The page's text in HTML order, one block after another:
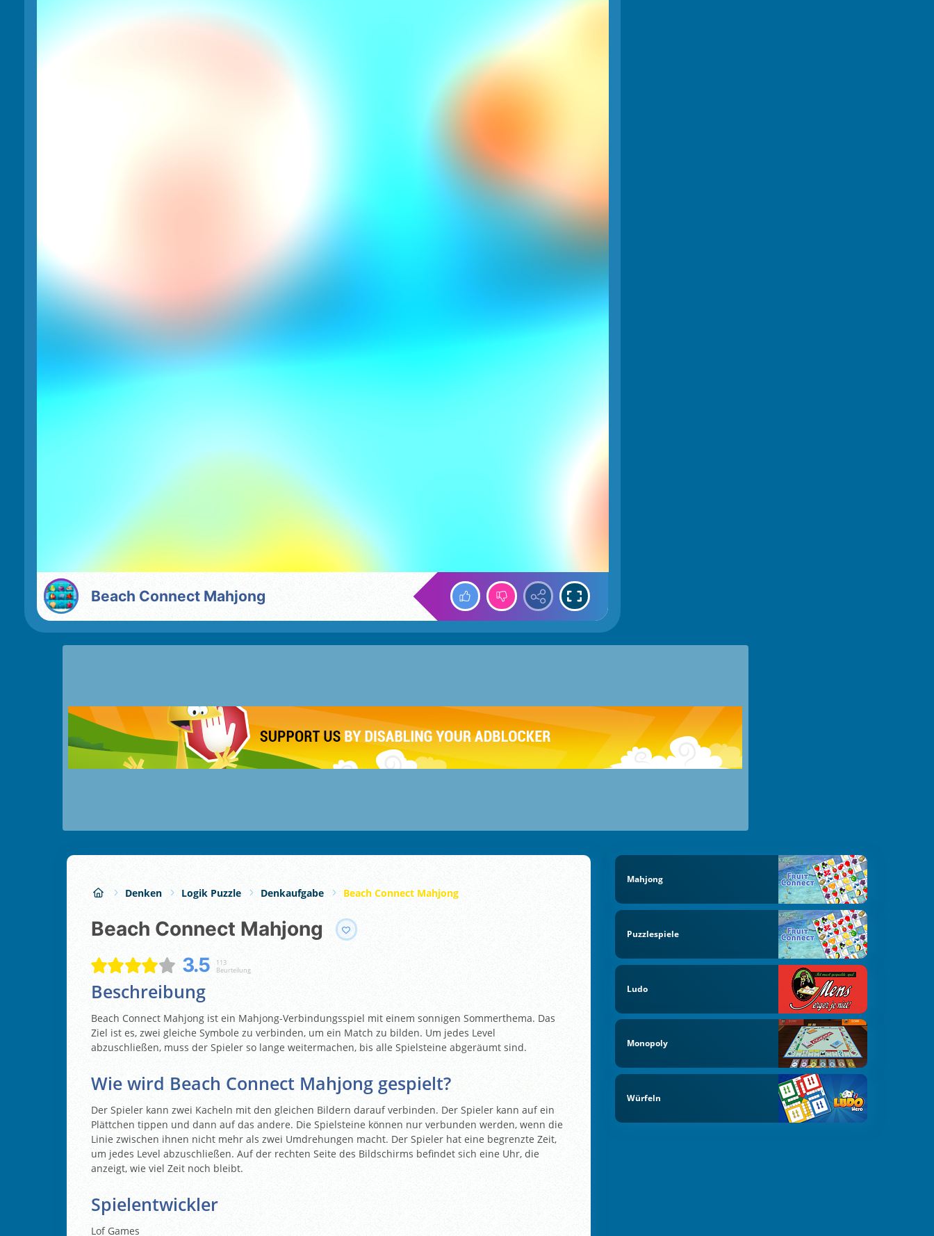
Beach Connect Mahjong
Denken Logik Puzzle Denkaufgabe Beach Connect Mahjong
Beach Connect Mahjong
3.5
113
Beurteilung
Beschreibung
Beach Connect Mahjong ist ein Mahjong-Verbindungsspiel mit einem sonnigen Sommerthema. Das
Ziel ist es, zwei gleiche Symbole zu verbinden, um ein Match zu bilden. Um jedes Level
abzuschließen, muss der Spieler so lange weitermachen, bis alle Spielsteine abgeräumt sind.
Wie wird Beach Connect Mahjong gespielt?
Der Spieler kann zwei Kacheln mit den gleichen Bildern darauf verbinden. Der Spieler kann auf ein
Plättchen tippen und dann auf das andere. Die Spielsteine können nur verbunden werden, wenn die
Linie zwischen ihnen nicht mehr als zwei Umdrehungen macht. Der Spieler hat eine begrenzte Zeit,
um jedes Level abzuschließen. Auf der rechten Seite des Bildschirms befindet sich eine Uhr, die
anzeigt, wie viel Zeit noch bleibt.
Spielentwickler
Lof Games
Mahjong
Puzzlespiele
Ludo
Monopoly
Würfeln